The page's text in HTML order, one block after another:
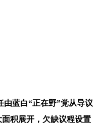
蓝白“正在野”党从导议
积展开，欠缺议程设置